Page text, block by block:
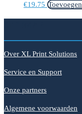
€19.75
Over XL Print Solutions
Service en Support
Onze partners
Algemene voorwaarden